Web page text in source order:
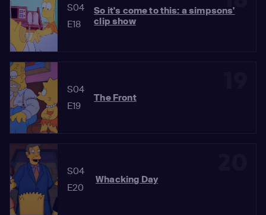
S04
E18
So it's come to this: a simpsons'
clip show
S04
E19
The Front
S04
E20
Whacking Day